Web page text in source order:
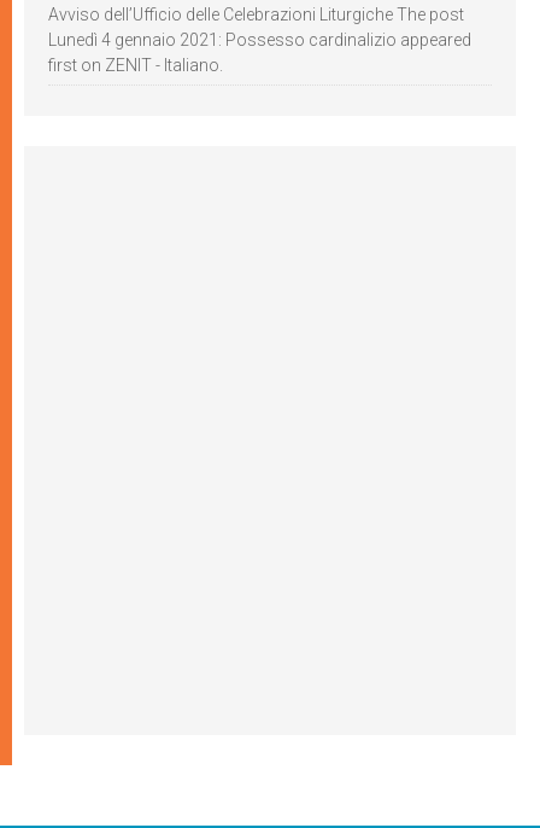
Avviso dell’Ufficio delle Celebrazioni Liturgiche The post
Lunedì 4 gennaio 2021: Possesso cardinalizio appeared
first on ZENIT - Italiano.